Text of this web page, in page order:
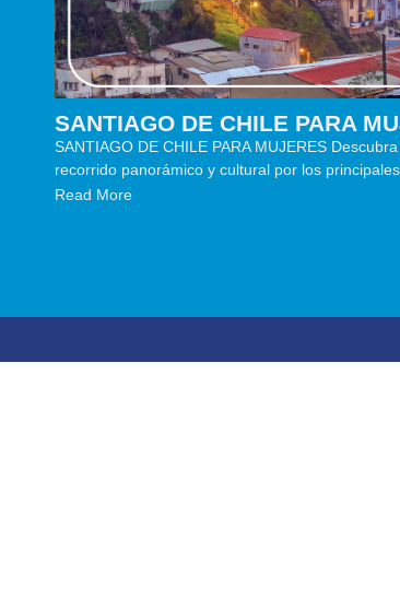
SANTIAGO DE CHILE PARA
SANTIAGO DE CHILE PARA MUJERES
recorrido panorámico y cultural por los
Read More